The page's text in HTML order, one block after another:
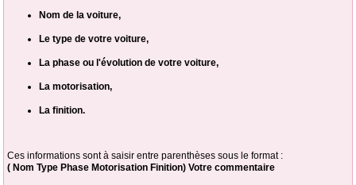
Nom de la voiture,
Le type de votre voiture,
La phase ou l'évolution de votre voiture,
La motorisation,
La finition.
Ces informations sont à saisir entre parenthèses sous le format :
( Nom Type Phase Motorisation Finition) Votre commentaire